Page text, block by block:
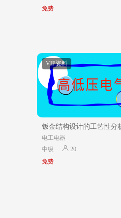
免费
VIP资料
钣金结构设计的工艺性分
电工电器
中级
20
免费